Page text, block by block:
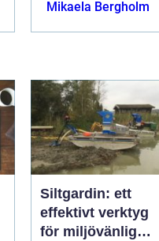
Mikaela Bergholm
Siltgardin: ett
effektivt verktyg
för miljövänlig